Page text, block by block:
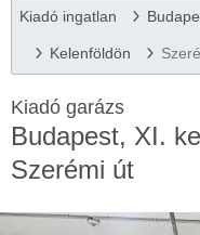
Kiadó ingatlan
Kelenföldön
Kiadó garázs
Budapest, XI.
Szerémi út